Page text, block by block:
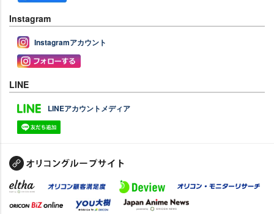
Instagram
Instagramアカウント
LINE
LINEアカウントメディア